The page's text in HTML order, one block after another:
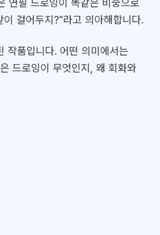
연필 드로잉이 똑같은 비중으로
걸어두지?"라고 의아해합니다.
작품입니다. 어떤 의미에서는
드로잉이 무엇인지, 왜 회화와